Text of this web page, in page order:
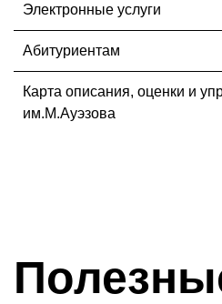
Электронные услуги
Абитуриентам
Карта описания, оценки и
им.М.Ауэзова